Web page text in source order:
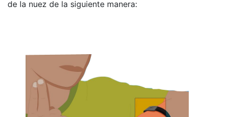
de la nuez de la siguiente manera: